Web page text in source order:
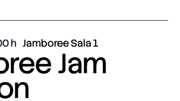
Jamboree Sala 1
Jam